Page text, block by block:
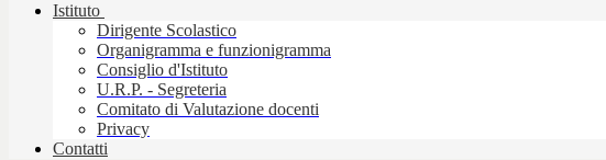
Istituto
Dirigente Scolastico
Organigramma e funzionigramma
Consiglio d'Istituto
U.R.P. - Segreteria
Comitato di Valutazione docenti
Privacy
Contatti